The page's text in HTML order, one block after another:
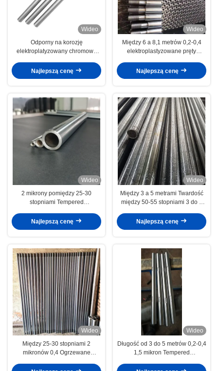
Wideo
Odporny na korozję
elektroplatyzowany chromowy
Najlepszą cenę
Wideo
Między 6 a 8,1 metrów 0,2-0,4
elektroplastyzowane pręty
Najlepszą cenę
Wideo
2 mikrony pomiędzy 25-30
stopniami Tempered
Devices
Najlepszą cenę
Wideo
Między 3 a 5 metrami Twardość
między 50-55 stopniami 3 do 5
elektropolityczne pręty tłokowe
Maszyny włókiennicze/szczotki
Najlepszą cenę
Wideo
Między 25-30 stopniami 2
mikronów 0,4 Ogrzewane
Wideo
Długość od 3 do 5 metrów 0,2-0,4
1,5 mikron Tempered